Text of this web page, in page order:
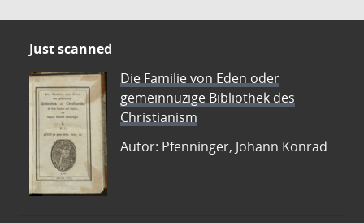
Just scanned
Die Familie von Eden oder
gemeinnüzige Bibliothek des
Christianism
Autor: Pfenninger, Johann Konrad